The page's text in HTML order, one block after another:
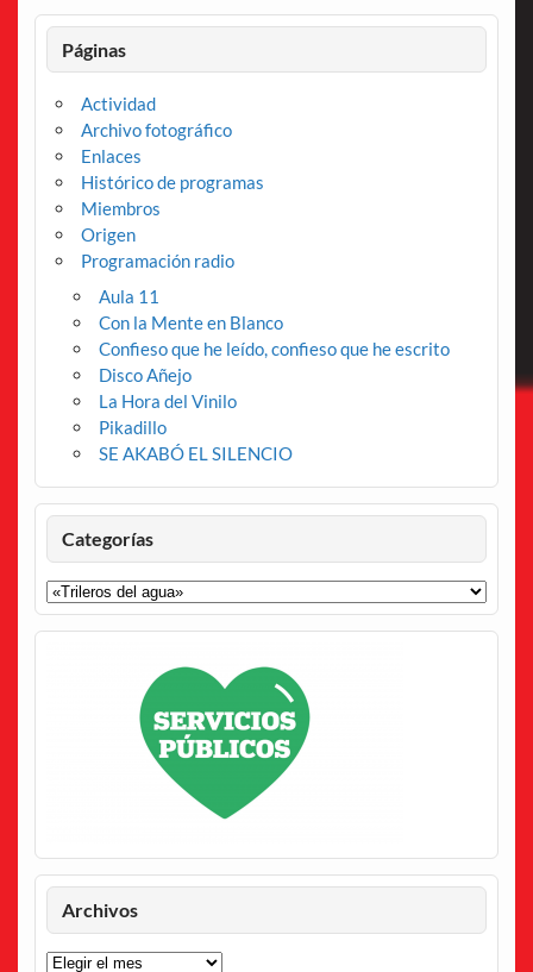
Páginas
Actividad
Archivo fotográfico
Enlaces
Histórico de programas
Miembros
Origen
Programación radio
Aula 11
Con la Mente en Blanco
Confieso que he leído, confieso que he escrito
Disco Añejo
La Hora del Vinilo
Pikadillo
SE AKABÓ EL SILENCIO
Categorías
Categorías
Archivos
Archivos